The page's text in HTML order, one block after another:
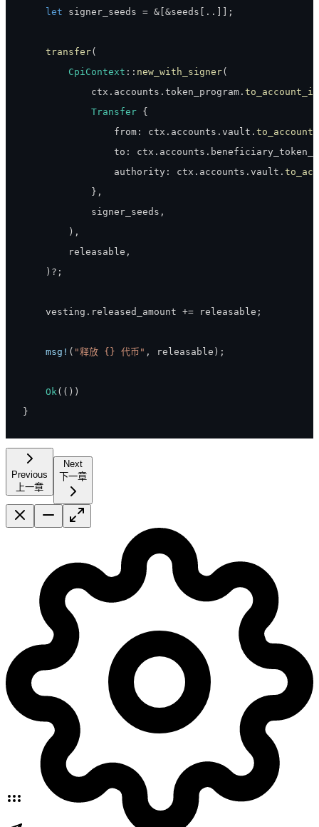
let signer_seeds = & [&seeds [ .. ] ] ;
transfer(
CpiContext :: new_with_signer(
            ctx
. accounts . token_program .
Transfer {
                from
: ctx . accounts . vault .
                to
: ctx . accounts .
                authority
: ctx . accounts . vault .
} ,
            signer_seeds
,
) ,
        releasable
,
) ? ;
    vesting
. released_amount += releasable ;
msg! ( "释放 {} 代币" , releasable ) ;
Ok ( ( ) )
}
Previous
上一章
Next
下一章